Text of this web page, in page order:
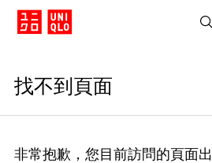
找不到頁面
非常抱歉，您目前訪問的頁面